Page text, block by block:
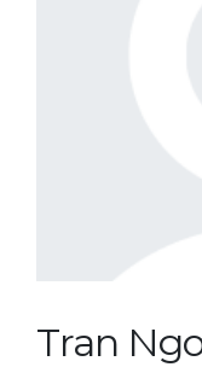
Tran